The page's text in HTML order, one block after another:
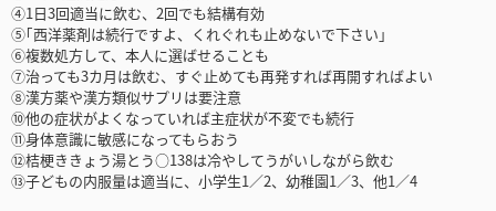
④1日3回適当に飲む、2回でも結構有効
⑤｢西洋薬剤は続行ですよ、くれぐれも止めないで下さい」
⑥複数処方して、本人に選ばせることも
⑦治っても3カ月は飲む、すぐ止めても再発すれば再開すればよい
⑧漢方薬や漢方類似サプリは要注意
⑩他の症状がよくなっていれば主症状が不変でも続行
⑪身体意識に敏感になってもらおう
⑫桔梗ききょう湯とう○138は冷やしてうがいしながら飲む
⑬子どもの内服量は適当に、小学生1／2、幼稚園1／3、他1／4